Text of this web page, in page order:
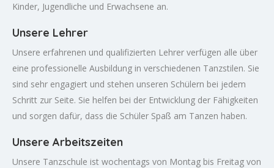
Kinder, Jugendliche und Erwachsene an.
Unsere Lehrer
Unsere erfahrenen und qualifizierten Lehrer verfügen alle über
eine professionelle Ausbildung in verschiedenen Tanzstilen. Sie
sind sehr engagiert und stehen unseren Schülern bei jedem
Schritt zur Seite. Sie helfen bei der Entwicklung der Fähigkeiten
und sorgen dafür, dass die Schüler Spaß am Tanzen haben.
Unsere Arbeitszeiten
Unsere Tanzschule ist wochentags von Montag bis Freitag von